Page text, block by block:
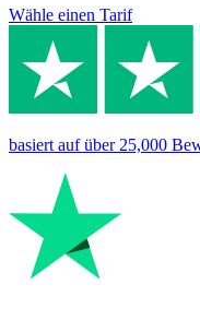
Wähle einen Tarif
basiert aufüber 25,000